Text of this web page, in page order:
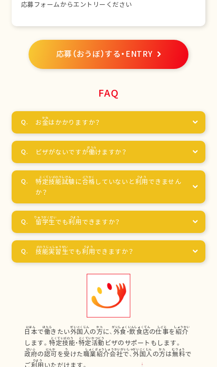
応募フォームからエントリーください
応募（おうぼ）する・ENTRY
FAQ
お金はかかりますか？
ビザがないですが働けますか？
特定技能試験に合格 していないと利用 できません
か？
留学生でも利用 できますか？
技能実習生でも利用できますか？
日本で働きたい外国人の方に、 外食 ・飲食店の仕事を紹介
します。特定技能・特定活動 ビザのサポートもします。
政府の認可を受けた職業紹介会社で、 外国人の方は無料で
ご利用 いただけます。